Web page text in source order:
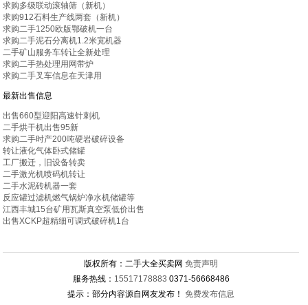
求购多级联动滚轴筛（新机）
求购912石料生产线两套（新机）
求购二手1250欧版鄂破机一台
求购二手泥石分离机1.2米宽机器
二手矿山服务车转让全新处理
求购二手热处理用网带炉
求购二手叉车信息在天津用
最新出售信息
出售660型迎阳高速针刺机
二手烘干机出售95新
求购二手时产200吨硬岩破碎设备
转让液化气体卧式储罐
工厂搬迁，旧设备转卖
二手激光机喷码机转让
二手水泥砖机器一套
反应罐过滤机燃气锅炉净水机储罐等
江西丰城15台矿用瓦斯真空泵低价出售
出售XCKP超精细可调式破碎机1台
版权所有：二手大全买卖网免责声明
服务热线： 15517178883 0371-56668486
提示：部分内容源自网友发布！免费发布信息